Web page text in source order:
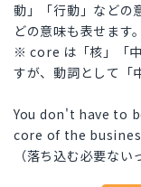
動」「行動」などの
どの意味も表せます。
※ core は「核」「
すが、動詞として「
You don't have to
core of the
（落ち込む必要な